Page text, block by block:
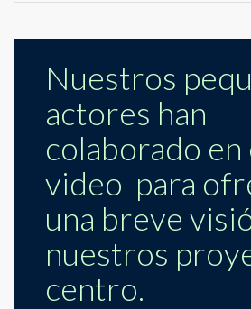
Nuestros
actores han
colaborado en
video para
una breve
nuestros
centro.